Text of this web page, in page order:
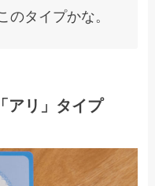
のタイプかな。
アリ」タイプ